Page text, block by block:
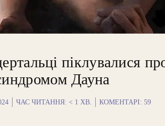
піклувалися
Дауна
ЧАС ЧИТАННЯ: < 1 ХВ. КОМЕНТАРІ: 59